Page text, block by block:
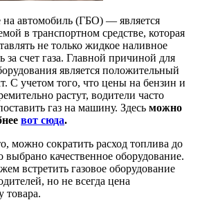
на автомобиль (ГБО) — является
в транспортном средстве, которая
не только жидкое наливное
за счет газа. Главной причиной для
является положительный
С учетом того, что цены на бензин и
растут, водители часто
газ на машину. Здесь можно
вот сюда.
можно сократить расход топлива до
выбрано качественное оборудование.
встретить газовое оборудование
но не всегда цена
товара.